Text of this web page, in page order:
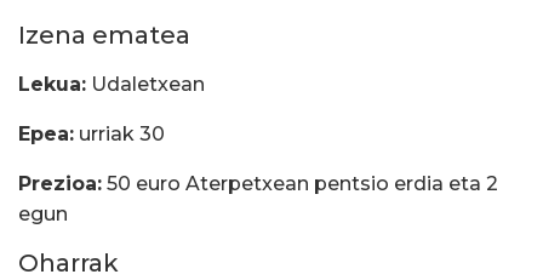
Izena ematea
Lekua: Udaletxean
Epea: urriak 30
Prezioa: 50 euro Aterpetxean pentsio erdia eta 2
egun
Oharrak